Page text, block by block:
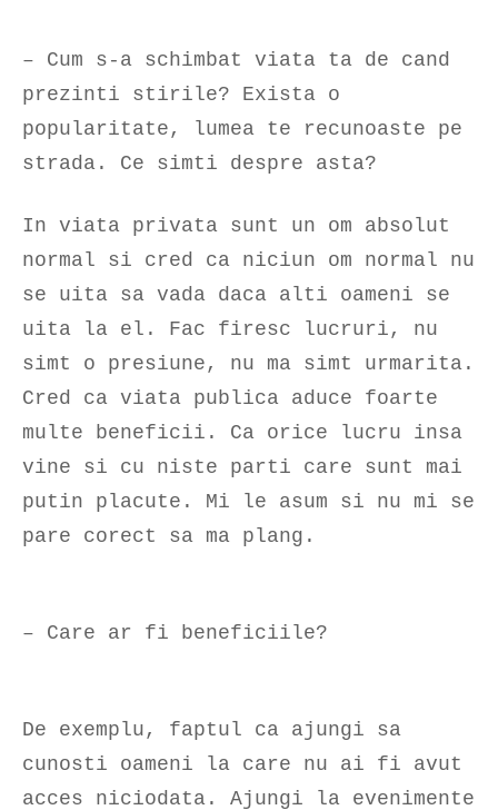
– Cum s-a schimbat viata ta de cand
prezinti stirile? Exista o
popularitate, lumea te recunoaste pe
strada. Ce simti despre asta?
In viata privata sunt un om absolut
normal si cred ca niciun om normal nu
se uita sa vada daca alti oameni se
uita la el. Fac firesc lucruri, nu
simt o presiune, nu ma simt urmarita.
Cred ca viata publica aduce foarte
multe beneficii. Ca orice lucru insa
vine si cu niste parti care sunt mai
putin placute. Mi le asum si nu mi se
pare corect sa ma plang.
– Care ar fi beneficiile?
De exemplu, faptul ca ajungi sa
cunosti oameni la care nu ai fi avut
acces niciodata. Ajungi la evenimente